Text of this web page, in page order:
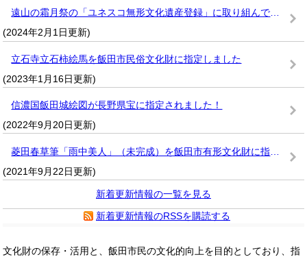
遠山の霜月祭の「ユネスコ無形文化遺産登録」に取り組んでいます
(2024年2月1日更新)
立石寺立石柿絵馬を飯田市民俗文化財に指定しました
(2023年1月16日更新)
信濃国飯田城絵図が長野県宝に指定されました！
(2022年9月20日更新)
(2021年9月22日更新)
新着更新情報の一覧を見る
新着更新情報のRSSを購読する
文化財の保存・活用と、飯田市民の文化的向上を目的としており、指